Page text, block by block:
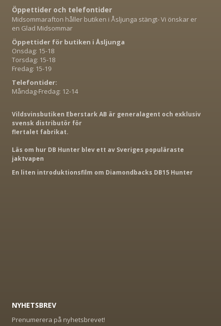
Öppettider och telefontider
Midsommarafton håller butiken i Åsljunga stängt- Vi önskar er
en Glad Midsommar
Öppettider för butiken i Åsljunga
Onsdag: 15-18
Torsdag: 15-18
Fredag: 15-19
Telefontider:
Måndag-Fredag: 12-14
Vildsvinsbutiken Eberstark AB är generalagent och exklusiv
svensk distributör för
flertalet fabrikat.
Läs om hur DB Hunter blev ett av Sveriges populäraste
jaktvapen
En liten introduktionsfilm om Diamondbacks DB15 Hunter
NYHETSBREV
Prenumerera på nyhetsbrevet!